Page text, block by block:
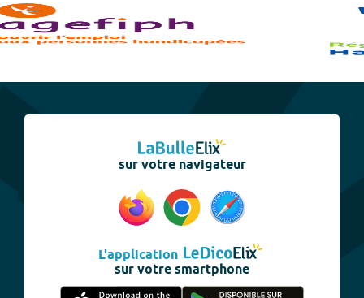
sur votre navigateur
L'application
sur votre smartphone